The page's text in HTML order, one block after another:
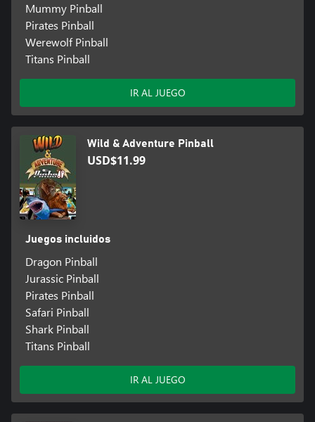
Mummy Pinball
Pirates Pinball
Werewolf Pinball
Titans Pinball
IR AL JUEGO
Wild & Adventure Pinball
USD$11.99
Juegos incluidos
Dragon Pinball
Jurassic Pinball
Pirates Pinball
Safari Pinball
Shark Pinball
Titans Pinball
IR AL JUEGO